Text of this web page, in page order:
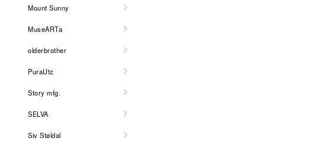
Mount Sunny
MuseARTa
olderbrother
PuraUtz
Story mfg.
SELVA
Siv Støldal